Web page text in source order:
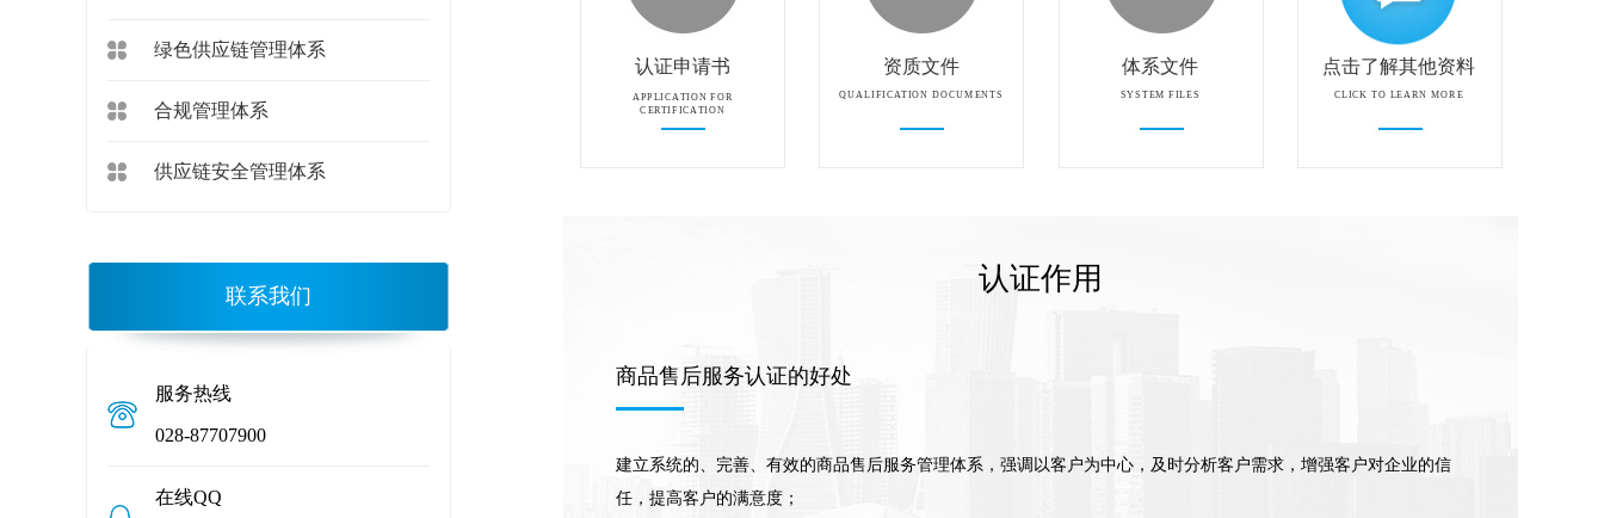
绿色供应链管理体系
合规管理体系
供应链安全管理体系
联系我们
服务热线
028-87707900
在线QQ
认证申请书
APPLICATION FOR
CERTIFICATION
资质文件
QUALIFICATION DOCUMENTS
体系文件
SYSTEM FILES
点击了解其他资料
CLICK TO LEARN MORE
认证作用
商品售后服务认证的好处
建立系统的、完善、有效的商品售后服务管理体系，强调以客户为中心，及时分析客户需求，增强客户对企业的信
任，提高客户的满意度；